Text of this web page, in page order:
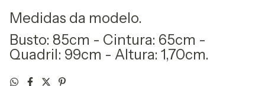
Medidas da modelo.
Busto: 85cm - Cintura: 65cm -
Quadril: 99cm - Altura: 1,70cm.